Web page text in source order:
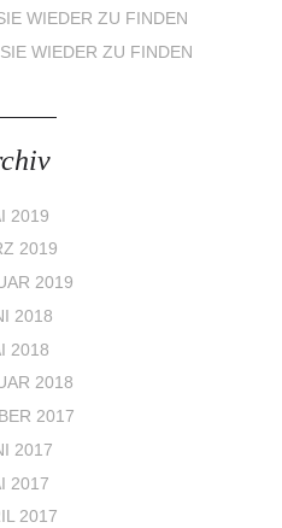
WIEDER ZU FINDEN
WIEDER ZU FINDEN
2019
2019
2019
2018
2018
2018
2017
2017
2017
2017